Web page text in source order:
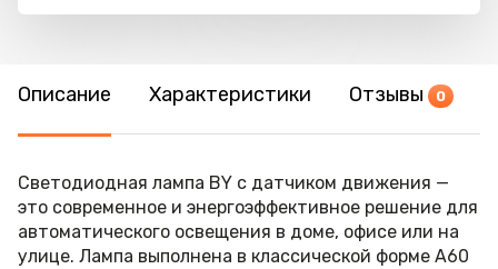
Описание Характеристики Отзывы 0
Светодиодная лампа BY с датчиком движения —
это современное и энергоэффективное решение для
автоматического освещения в доме, офисе или на
улице. Лампа выполнена в классической форме А60